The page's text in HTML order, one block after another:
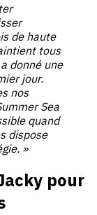
de haute
tous
donné une
jour.
nos
Sea
quand
dispose
»
pour